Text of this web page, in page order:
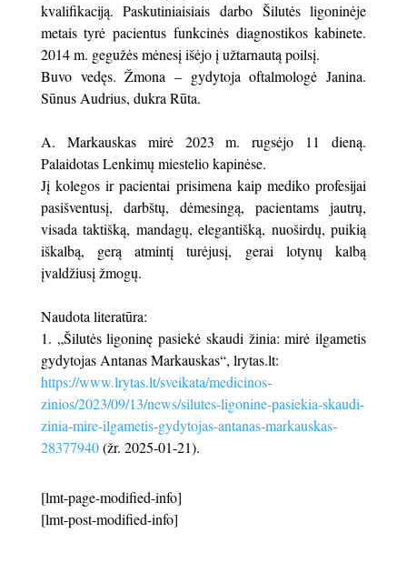
kvalifikaciją. Paskutiniaisiais darbo Šilutės ligoninėje
metais tyrė pacientus funkcinės diagnostikos kabinete.
2014 m. gegužės mėnesį išėjo į užtarnautą poilsį.
Buvo vedęs. Žmona – gydytoja oftalmologė Janina.
Sūnus Audrius, dukra Rūta.
A. Markauskas mirė 2023 m. rugsėjo 11 dieną.
Palaidotas Lenkimų miestelio kapinėse.
Jį kolegos ir pacientai prisimena kaip mediko profesijai
pasišventusį, darbštų, dėmesingą, pacientams jautrų,
visada taktišką, mandagų, elegantišką, nuoširdų, puikią
iškalbą, gerą atmintį turėjusį, gerai lotynų kalbą
įvaldžiusį žmogų.
Naudota literatūra:
1. „Šilutės ligoninę pasiekė skaudi žinia: mirė ilgametis
gydytojas Antanas Markauskas“, lrytas.lt:
https://www.lrytas.lt/sveikata/medicinos-
zinios/2023/09/13/news/silutes-ligonine-pasiekia-skaudi-
zinia-mire-ilgametis-gydytojas-antanas-markauskas-
28377940(žr. 2025-01-21).
[lmt-page-modified-info]
[lmt-post-modified-info]